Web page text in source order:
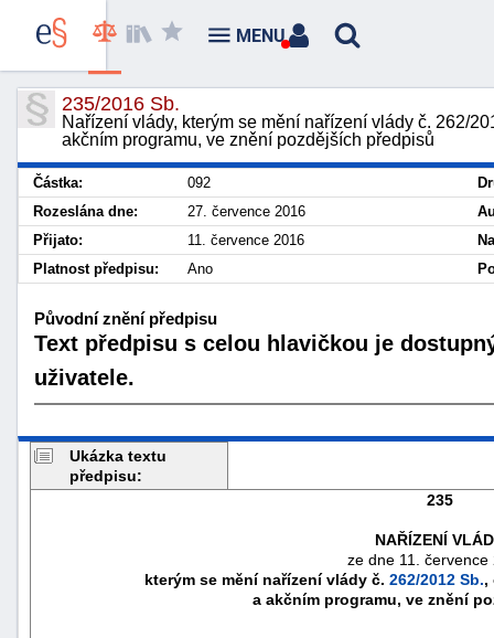
235/2016 Sb.
Nařízení vlády, kterým se mění nařízení vlády č. 262/
akčním programu, ve znění pozdějších předpisů
Částka: 092
Rozeslána dne:
27. července 2016
Přijato:
11. července 2016
Platnost předpisu:
Ano
Původní znění předpisu
Text předpisu s celou hlavičkou je
uživatele.
Ukázka textu
předpisu:
235
NAŘÍZENÍ
ze dne 11. července
kterým se mění nařízení vlády č. 262/2012 Sb.,
a akčním programu, ve znění
MENU